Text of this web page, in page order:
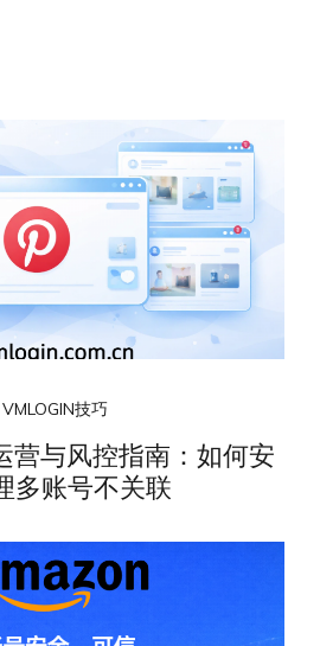
VMLOGIN技巧
营与风控指南：如何安
多账号不关联